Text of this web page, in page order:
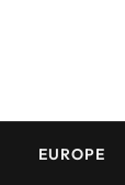
EUROPE